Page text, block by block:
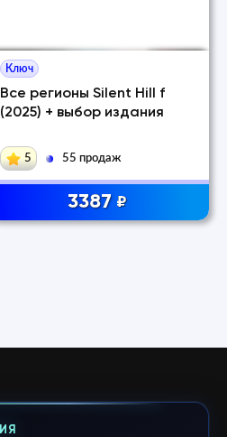
Ключ
Все регионы Silent Hill f
(2025) + выбор издания
5 55 продаж
3387 ₽